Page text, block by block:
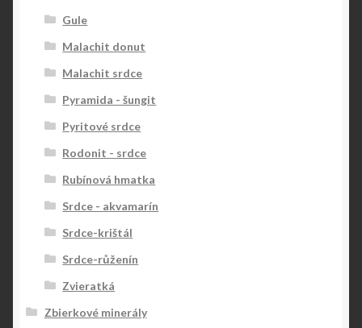
Gule
Malachit donut
Malachit srdce
Pyramida - šungit
Pyritové srdce
Rodonit - srdce
Rubínová hmatka
Srdce - akvamarín
Srdce-krištál
Srdce-růženín
Zvieratká
Zbierkové minerály